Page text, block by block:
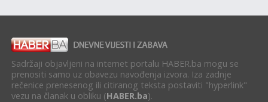
Sadržaji objavljeni na internet portalu HABER.ba mogu se
prenositi samo uz obavezu navođenja izvora. Iza zadnje
rečenice prenesenog ili citiranog teksta postaviti "hyperlink"
vezu na članak u obliku (HABER.ba).